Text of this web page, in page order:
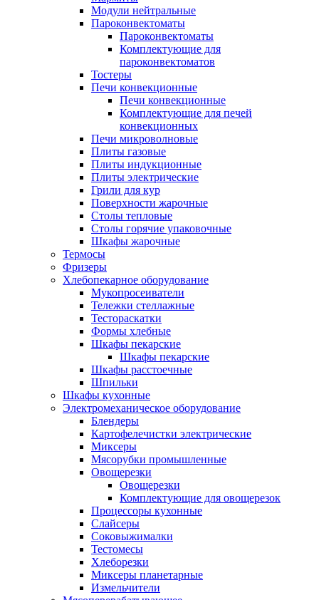
Модули нейтральные
Пароконвектоматы
Пароконвектоматы
Комплектующие для
пароконвектоматов
Тостеры
Печи конвекционные
Печи конвекционные
Комплектующие для печей
конвекционных
Печи микроволновые
Плиты газовые
Плиты индукционные
Плиты электрические
Грили для кур
Поверхности жарочные
Столы тепловые
Столы горячие упаковочные
Шкафы жарочные
Термосы
Фризеры
Хлебопекарное оборудование
Мукопросеиватели
Тележки стеллажные
Тестораскатки
Формы хлебные
Шкафы пекарские
Шкафы пекарские
Шкафы расстоечные
Шпильки
Шкафы кухонные
Электромеханическое оборудование
Блендеры
Картофелечистки электрические
Миксеры
Мясорубки промышленные
Овощерезки
Овощерезки
Комплектующие для овощерезок
Процессоры кухонные
Слайсеры
Соковыжималки
Тестомесы
Хлеборезки
Миксеры планетарные
Измельчители